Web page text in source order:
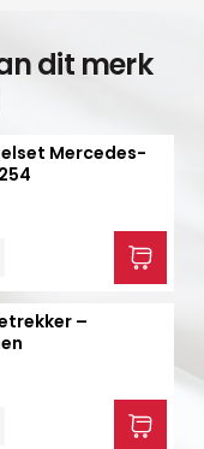
dit merk
Mercedes-
–